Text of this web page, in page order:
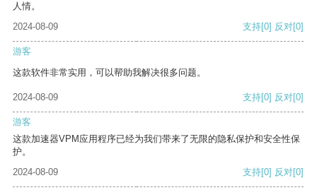
人情。
2024-08-09
支持[0] 反对[0]
游客
这款软件非常实用，可以帮助我解决很多问题。
2024-08-09 支持[0] 反对[0]
游客
这款加速器VPM应用程序已经为我们带来了无限的隐私保护和安全性保
护。
2024-08-09
支持[0] 反对[0]